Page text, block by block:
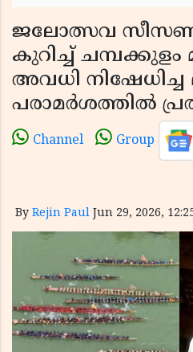
ജലോത്സവ
കുറിച്ച് ചമ്പക്കുളം
അവധി നിഷേധിച്ച
പരാമർശത്തിൽ
Channel Group
By Rejin Paul Jun 29, 2026,